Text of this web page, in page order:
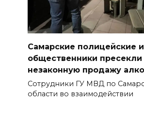
Самарские полицейские и
общественники пресекли
незаконную продажу
Сотрудники ГУ МВД по
области во взаимодействии